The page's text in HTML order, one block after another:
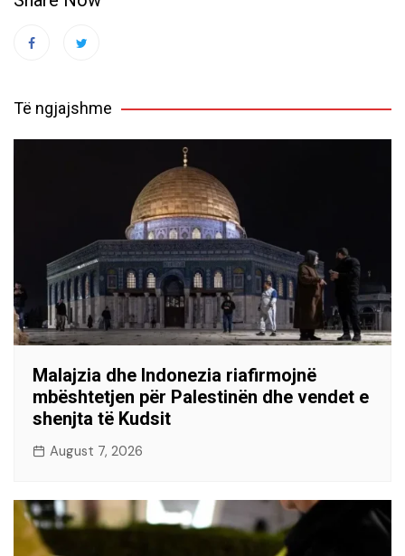
Të ngjajshme
Malajzia dhe Indonezia riafirmojnë
mbështetjen për Palestinën dhe vendet e
shenjta të Kudsit
August 7, 2026